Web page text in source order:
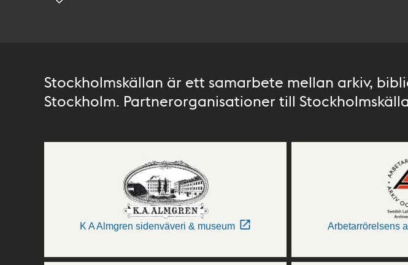
Stockholmskällan är ett samarbete mellan arkiv,
Stockholm. Partnerorganisationer till
K A Almgren sidenväveri & museum Arbetarrörelsens